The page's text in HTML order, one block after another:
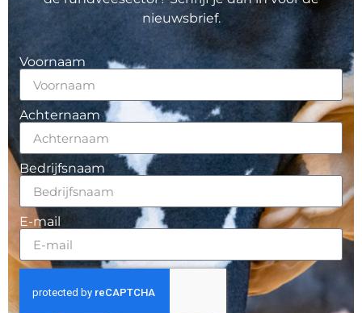
nieuwsbrief.
Voornaam
Achternaam
Bedrijfsnaam
E-mail